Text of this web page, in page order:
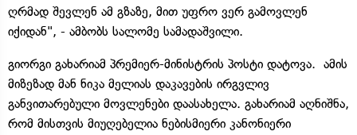
ღრმად შევლენ ამ გზაზე, მით უფრო ვერ გამოვლენ
იქიდან", - ამბობს სალომე სამადაშვილი.
გიორგი გახარიამ პრემიერ-მინისტრის პოსტი დატოვა. ამის
მიზეზად მან ნიკა მელიას დაკავების ირგვლივ
განვითარებული მოვლენები დაასახელა. გახარიამ აღნიშნა,
რომ მისთვის მიუღებელია ნებისმიერი კანონიერი